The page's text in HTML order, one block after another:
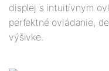
displej s intuitívnym
perfektné ovládanie,
výšivke.